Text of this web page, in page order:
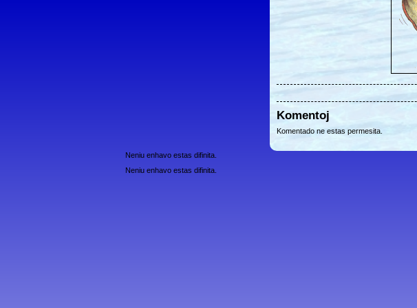
Komentoj
Komentado ne estas permesita.
Neniu enhavo estas difinita.
Neniu enhavo estas difinita.